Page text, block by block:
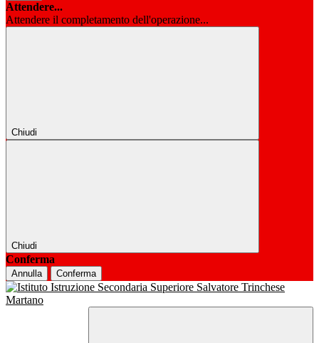
Attendere...
Attendere il completamento dell'operazione...
Chiudi
Chiudi
Conferma
Annulla Conferma